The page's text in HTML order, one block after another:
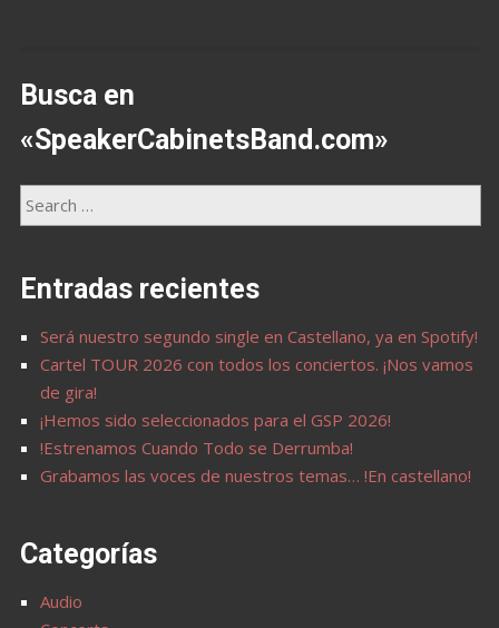
Busca en
«SpeakerCabinetsBand.com»
Entradas recientes
Será nuestro segundo single en Castellano, ya en Spotify!
Cartel TOUR 2026 con todos los conciertos. ¡Nos vamos
de gira!
¡Hemos sido seleccionados para el GSP 2026!
!Estrenamos Cuando Todo se Derrumba!
Grabamos las voces de nuestros temas… !En castellano!
Categorías
Audio